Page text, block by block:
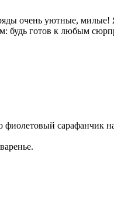
очень уютные, милые!
будь готов к любым
сарафанчик